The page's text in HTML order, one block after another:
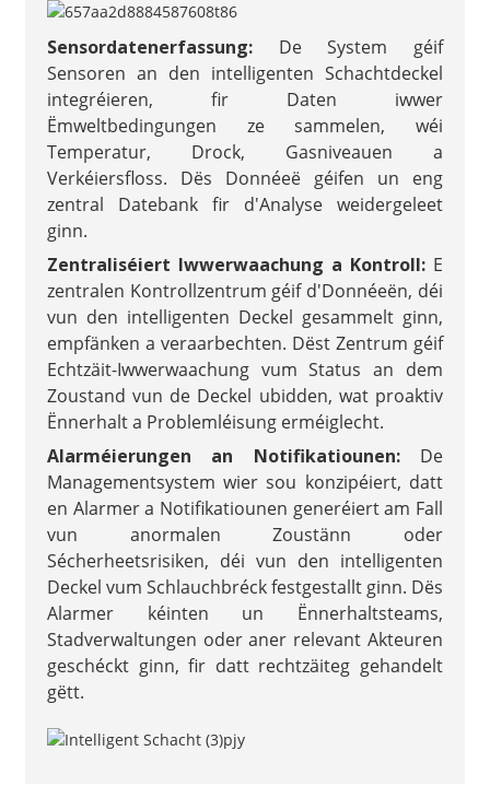
Sensordatenerfassung:De System géif
Sensoren an den intelligenten Schachtdeckel
integréieren, fir Daten iwwer
Ëmweltbedingungen ze sammelen, wéi
Temperatur, Drock, Gasniveauen a
Verkéiersfloss. Dës Donnéeë géifen un eng
zentral Datebank fir d'Analyse weidergeleet
ginn.
Zentraliséiert Iwwerwaachung a Kontroll: E
zentralen Kontrollzentrum géif d'Donnéeën, déi
vun den intelligenten Deckel gesammelt ginn,
empfänken a veraarbechten. Dëst Zentrum géif
Echtzäit-Iwwerwaachung vum Status an dem
Zoustand vun de Deckel ubidden, wat proaktiv
Ënnerhalt a Problemléisung erméiglecht.
Alarméierungen an Notifikatiounen:De
Managementsystem wier sou konzipéiert, datt
en Alarmer a Notifikatiounen generéiert am Fall
vun anormalen Zoustänn oder
Sécherheetsrisiken, déi vun den intelligenten
Deckel vum Schlauchbréck festgestallt ginn. Dës
Alarmer kéinten un Ënnerhaltsteams,
Stadverwaltungen oder aner relevant Akteuren
geschéckt ginn, fir datt rechtzäiteg gehandelt
gëtt.